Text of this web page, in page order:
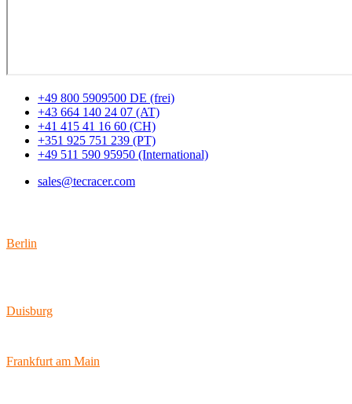
+49 800 5909500 DE (frei)
+43 664 140 24 07 (AT)
+41 415 41 16 60 (CH)
+351 925 751 239 (PT)
+49 511 590 95950 (International)
sales@tecracer.com
Berlin
Duisburg
Frankfurt am Main